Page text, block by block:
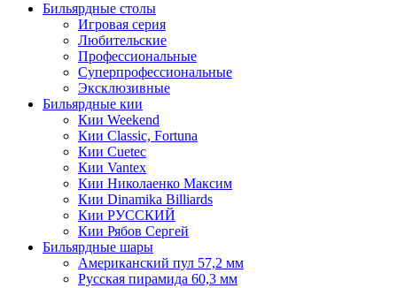
Бильярдные столы
Игровая серия
Любительские
Профессиональные
Суперпрофессиональные
Эксклюзивные
Бильярдные кии
Кии Weekend
Кии Classic, Fortuna
Кии Cuetec
Кии Vantex
Кии Николаенко Максим
Кии Dinamika Billiards
Кии РУССКИЙ
Кии Рябов Сергей
Бильярдные шары
Американский пул 57,2 мм
Русская пирамида 60,3 мм